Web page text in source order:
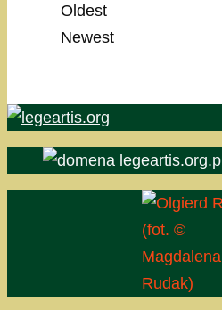
Oldest
Newest
(fot. ©
Magdalena
Rudak)